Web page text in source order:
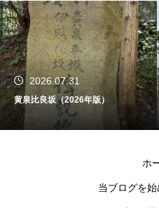
2026.07.31
黄泉比良坂（2026年版）
ホ
当ブログを